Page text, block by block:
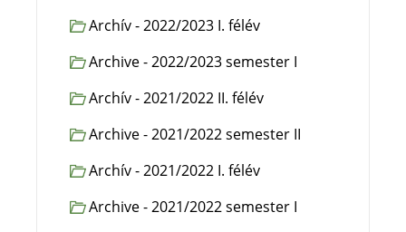
Archív - 2022/2023 I. félév
Archive - 2022/2023 semester I
Archív - 2021/2022 II. félév
Archive - 2021/2022 semester II
Archív - 2021/2022 I. félév
Archive - 2021/2022 semester I